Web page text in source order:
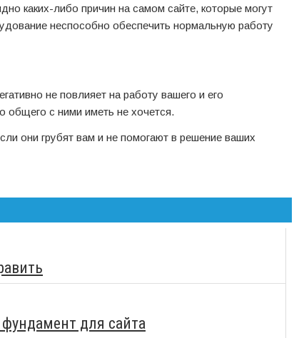
каких-либо причин на самом сайте, которые могут
неспособно обеспечить нормальную работу
не повлияет на работу вашего и его
общего с ними иметь не хочется.
они грубят вам и не помогают в решение ваших
для сайта